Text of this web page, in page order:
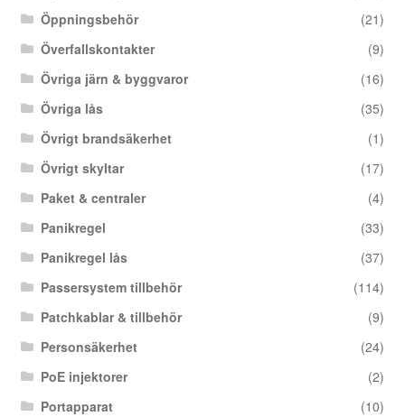
Öppningsbehör
(21)
Överfallskontakter
(9)
Övriga järn & byggvaror
(16)
Övriga lås
(35)
Övrigt brandsäkerhet
(1)
Övrigt skyltar
(17)
Paket & centraler
(4)
Panikregel
(33)
Panikregel lås
(37)
Passersystem tillbehör
(114)
Patchkablar & tillbehör
(9)
Personsäkerhet
(24)
PoE injektorer
(2)
Portapparat
(10)